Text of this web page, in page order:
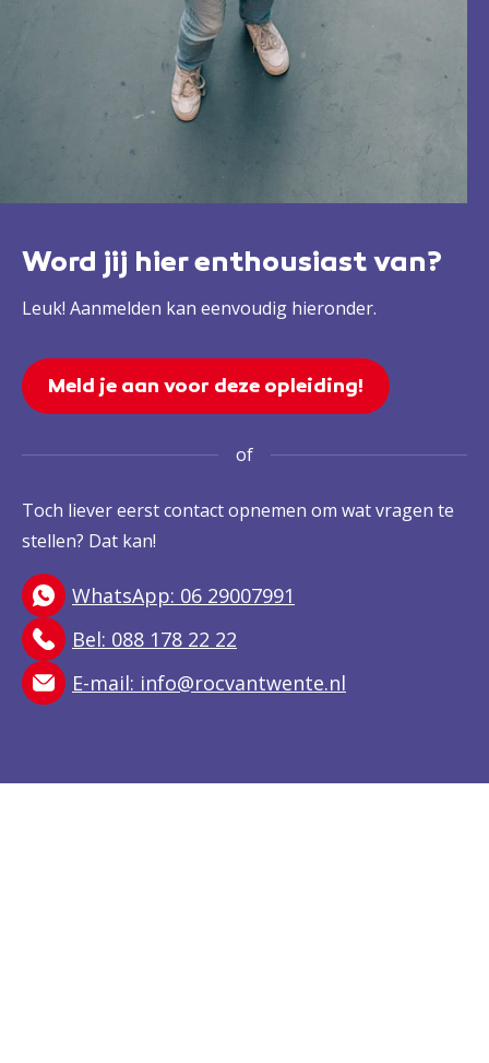
Word jij hier enthousiast van?
Leuk! Aanmelden kan eenvoudig hieronder.
Meld je aan voor deze opleiding!
of
Toch liever eerst contact opnemen om wat vragen te
stellen? Dat kan!
WhatsApp: 06 29007991
Bel: 088 178 22 22
E-mail: info@rocvantwente.nl